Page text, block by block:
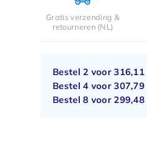
Gratis verzending &
retourneren (NL)
Bestel 2 voor316,11
Bestel 4 voor307,79
Bestel 8 voor299,48